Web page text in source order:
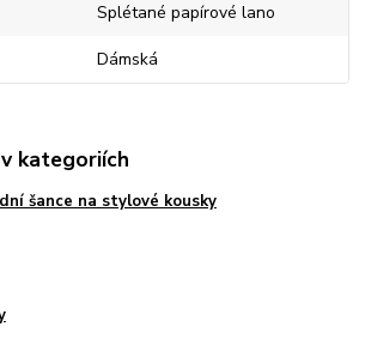
Splétané papírové lano
Dámská
kategoriích
šance na stylové kousky